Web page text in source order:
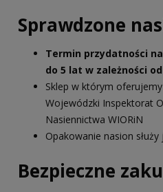
Sprawdzone
Termin przydatności
do 5 lat w zależności
Sklep w którym
Wojewódzki Inspektorat
Nasiennictwa WIORiN
Opakowanie nasion
Bezpieczne